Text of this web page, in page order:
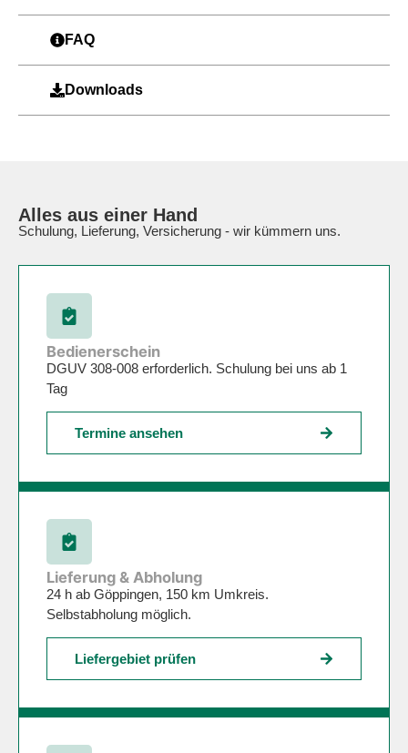
FAQ
Downloads
Alles aus einer Hand
Schulung, Lieferung, Versicherung - wir kümmern uns.
Bedienerschein
DGUV 308-008 erforderlich. Schulung bei uns ab 1
Tag
Termine ansehen
Lieferung & Abholung
24 h ab Göppingen, 150 km Umkreis.
Selbstabholung möglich.
Liefergebiet prüfen